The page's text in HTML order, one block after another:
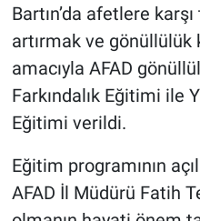
Bartın’da afetlere
artırmak ve
amacıyla AFAD
Farkındalık Eğitimi ile
Eğitimi verildi.
Eğitim programının
AFAD İl Müdürü Fatih